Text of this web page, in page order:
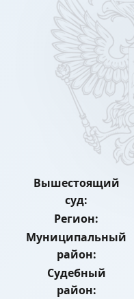
Вышестоящий
суд:
Регион:
Муниципальный
район:
Судебный
район: